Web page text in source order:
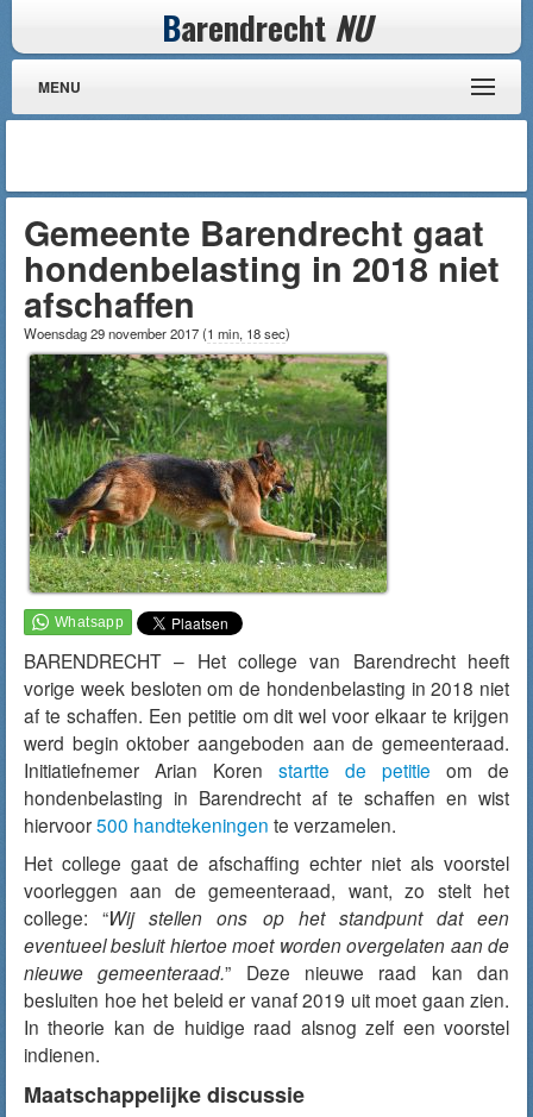
Barendrecht NU
MENU
Gemeente Barendrecht gaat
hondenbelasting in 2018 niet
afschaffen
Woensdag 29 november 2017(1 min, 18 sec)
BARENDRECHT – Het college van Barendrecht heeft
vorige week besloten om de hondenbelasting in 2018 niet
af te schaffen. Een petitie om dit wel voor elkaar te krijgen
werd begin oktober aangeboden aan de gemeenteraad.
Initiatiefnemer Arian Koren startte de petitie om de
hondenbelasting in Barendrecht af te schaffen en wist
hiervoor500 handtekeningen te verzamelen.
Het college gaat de afschaffing echter niet als voorstel
voorleggen aan de gemeenteraad, want, zo stelt het
college: “Wij stellen ons op het standpunt dat een
eventueel besluit hiertoe moet worden overgelaten aan de
nieuwe gemeenteraad.” Deze nieuwe raad kan dan
besluiten hoe het beleid er vanaf 2019 uit moet gaan zien.
In theorie kan de huidige raad alsnog zelf een voorstel
indienen.
Maatschappelijke discussie